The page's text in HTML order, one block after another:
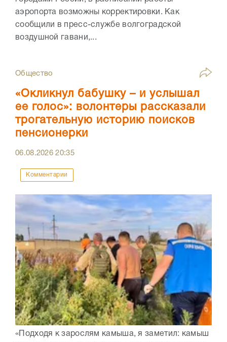
аэропорта возможны корректировки. Как
сообщили в пресс-службе волгоградской
воздушной гавани,...
Общество
«Окликнул бабушку – и услышал
ее голос»: волонтеры рассказали
трогательную историю поисков
пенсионерки
06.08.202620:35
Комментарии
«Подходя к зарослям камыша, я заметил: камыш